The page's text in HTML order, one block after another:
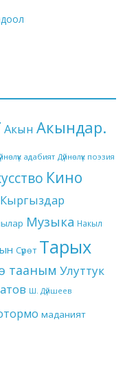
Акын Акындар.
адабият Дүйнөлүк поэзия
Кино
Кыргыздар
Музыка Накыл
Сүрөт Тарых
тааным Улуттук
Ш. Дүйшеев
маданият